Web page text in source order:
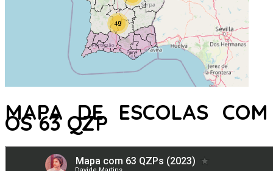
MAPA DE ESCOLAS COM
OS 63 QZP